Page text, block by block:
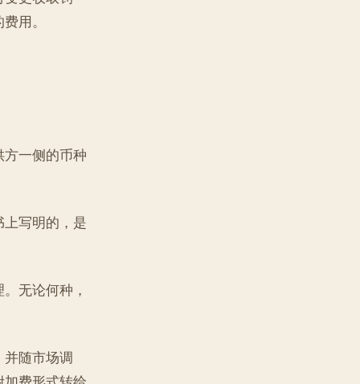
用。
一侧的币种
写明的，是
无论何种，
随市场调